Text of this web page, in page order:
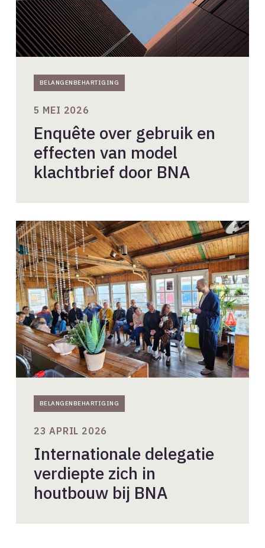
BELANGENBEHARTIGING
van
model
klachtbrief
door
BNA
Enquête over gebruik en
effecten van model
klachtbrief door BNA
5 MEI 2026
BELANGENBEHARTIGING
Internationale
delegatie
verdiepte
zich
in
houtbouw
bij
BNA
Internationale delegatie
verdiepte zich in
houtbouw bij BNA
23 APRIL 2026